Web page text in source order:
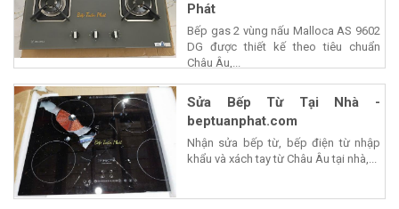
Phát
Bếp gas 2 vùng nấu Malloca AS 9602
DG được thiết kế theo tiêu chuẩn
Châu Âu,...
Sửa Bếp Từ Tại Nhà -
beptuanphat.com
Nhận sửa bếp từ, bếp điện từ nhập
khẩu và xách tay từ Châu Âu tại nhà,...